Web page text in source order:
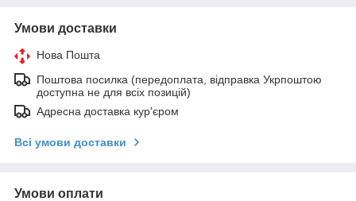
Умови доставки
Нова Пошта
Поштова посилка (передоплата, відправка Укрпоштою
доступна не для всіх позицій)
Адресна доставка кур'єром
Всі умови доставки
Умови оплати